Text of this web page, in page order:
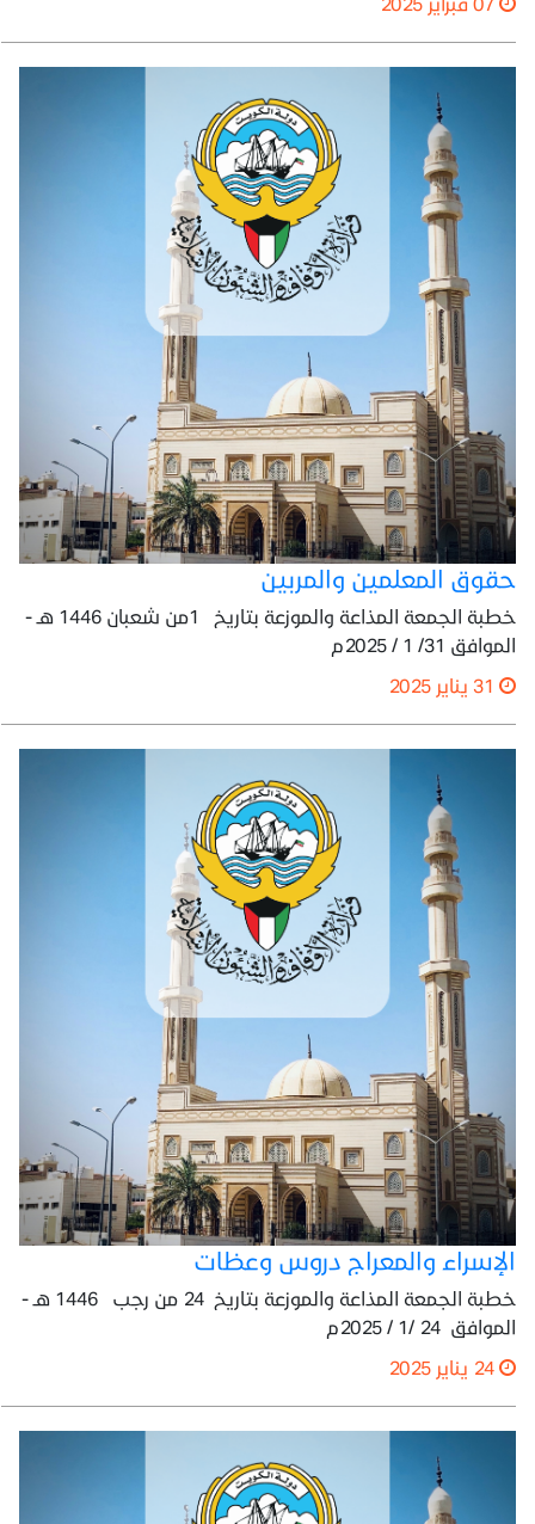
حقوق المعلمين والمربين
خطبة الجمعة المذاعة والموزعة بتاريخ 1من شعبان 1446 هـ -
الموافق 31/ 1 / 2025م
الإسراء والمعراج دروس وعظات
خطبة الجمعة المذاعة والموزعة بتاريخ 24 من رجب 1446 هـ -
الموافق 24 /1 / 2025م